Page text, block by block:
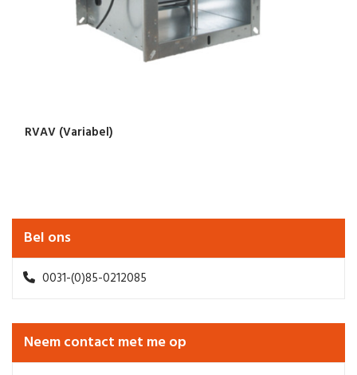
RVAV (Variabel)
Bel ons
0031-(0)85-0212085
Neem contact met me op